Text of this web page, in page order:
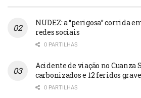
NUDEZ: a “perigosa” corrida
redes sociais
0 PARTILHAS
Acidente de viação no Cuanza
carbonizados e 12 feridos
0 PARTILHAS